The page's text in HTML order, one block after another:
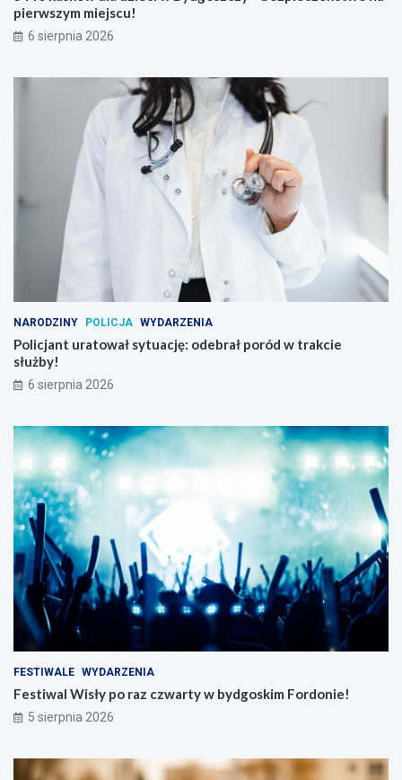
pierwszym miejscu!
6 sierpnia 2026
NARODZINY POLICJA WYDARZENIA
Policjant uratował sytuację: odebrał poród w trakcie
służby!
6 sierpnia 2026
FESTIWALE WYDARZENIA
Festiwal Wisły po raz czwarty w bydgoskim Fordonie!
5 sierpnia 2026